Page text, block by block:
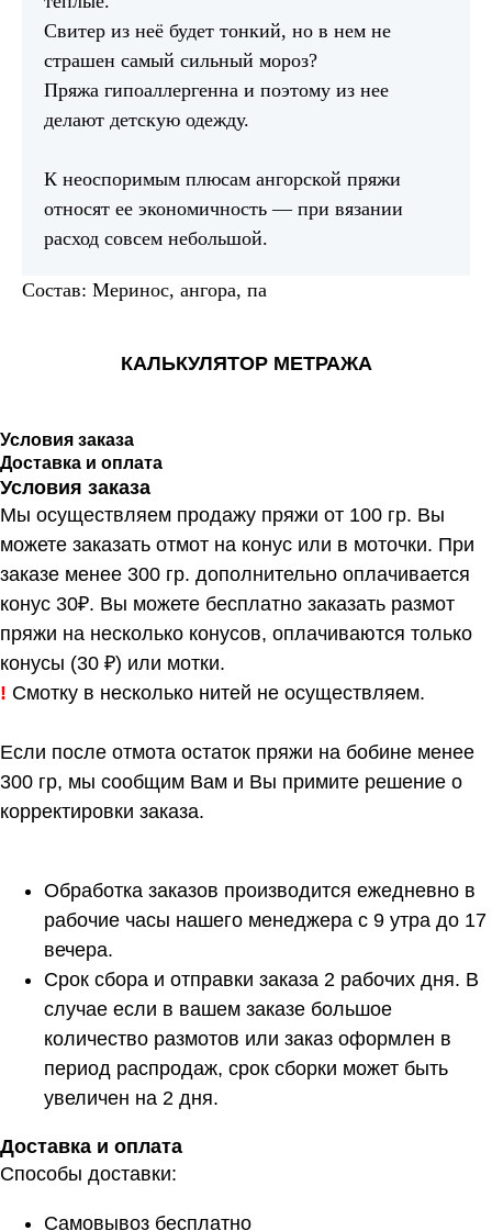
Свитер из неё будет тонкий, но в нем не
страшен самый сильный мороз?
Пряжа гипоаллергенна и поэтому из нее
делают детскую одежду.
К неоспоримым плюсам ангорской пряжи
относят ее экономичность — при вязании
расход совсем небольшой.
Состав: Меринос, ангора, па
КАЛЬКУЛЯТОР МЕТРАЖА
Условия заказа
Доставка и оплата
Условия заказа
Мы осуществляем продажу пряжи от 100 гр. Вы
можете заказать отмот на конус или в моточки. При
заказе менее 300 гр. дополнительно оплачивается
конус 30₽. Вы можете бесплатно заказать размот
пряжи на несколько конусов, оплачиваются только
конусы (30 ₽) или мотки.
! Смотку в несколько нитей не осуществляем.
Если после отмота остаток пряжи на бобине менее
300 гр, мы сообщим Вам и Вы примите решение о
корректировки заказа.
Обработка заказов производится ежедневно в
рабочие часы нашего менеджера с 9 утра до 17
вечера.
Срок сбора и отправки заказа 2 рабочих дня. В
случае если в вашем заказе большое
количество размотов или заказ оформлен в
период распродаж, срок сборки может быть
увеличен на 2 дня.
Доставка и оплата
Способы доставки:
Самовывоз бесплатно